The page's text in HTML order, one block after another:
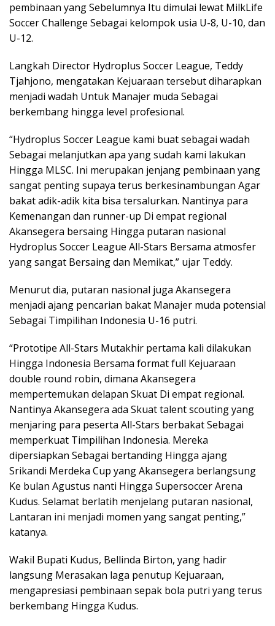
pembinaan yang Sebelumnya Itu dimulai lewat MilkLife
Soccer Challenge Sebagai kelompok usia U-8, U-10, dan
U-12.
Langkah Director Hydroplus Soccer League, Teddy
Tjahjono, mengatakan Kejuaraan tersebut diharapkan
menjadi wadah Untuk Manajer muda Sebagai
berkembang hingga level profesional.
“Hydroplus Soccer League kami buat sebagai wadah
Sebagai melanjutkan apa yang sudah kami lakukan
Hingga MLSC. Ini merupakan jenjang pembinaan yang
sangat penting supaya terus berkesinambungan Agar
bakat adik-adik kita bisa tersalurkan. Nantinya para
Kemenangan dan runner-up Di empat regional
Akansegera bersaing Hingga putaran nasional
Hydroplus Soccer League All-Stars Bersama atmosfer
yang sangat Bersaing dan Memikat,” ujar Teddy.
Menurut dia, putaran nasional juga Akansegera
menjadi ajang pencarian bakat Manajer muda potensial
Sebagai Timpilihan Indonesia U-16 putri.
“Prototipe All-Stars Mutakhir pertama kali dilakukan
Hingga Indonesia Bersama format full Kejuaraan
double round robin, dimana Akansegera
mempertemukan delapan Skuat Di empat regional.
Nantinya Akansegera ada Skuat talent scouting yang
menjaring para peserta All-Stars berbakat Sebagai
memperkuat Timpilihan Indonesia. Mereka
dipersiapkan Sebagai bertanding Hingga ajang
Srikandi Merdeka Cup yang Akansegera berlangsung
Ke bulan Agustus nanti Hingga Supersoccer Arena
Kudus. Selamat berlatih menjelang putaran nasional,
Lantaran ini menjadi momen yang sangat penting,”
katanya.
Wakil Bupati Kudus, Bellinda Birton, yang hadir
langsung Merasakan laga penutup Kejuaraan,
mengapresiasi pembinaan sepak bola putri yang terus
berkembang Hingga Kudus.